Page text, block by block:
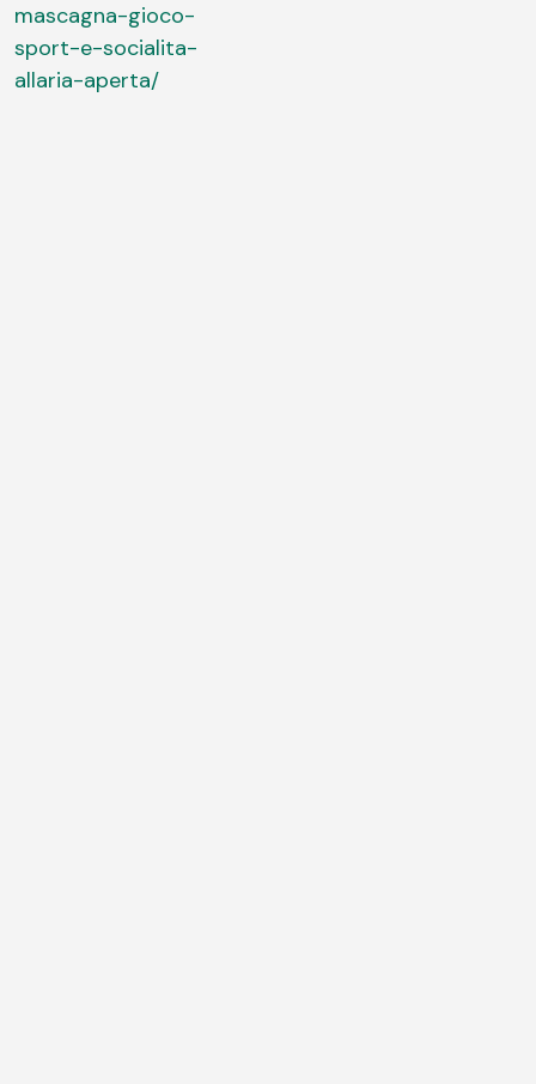
mascagna-gioco-
sport-e-socialita-
allaria-aperta/